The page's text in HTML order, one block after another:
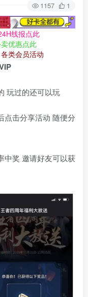
1157 1
线报点此
优惠点此
各类会员活动
玩过的还可以玩
点击分享活动 随便分
中奖 邀请好友可以获